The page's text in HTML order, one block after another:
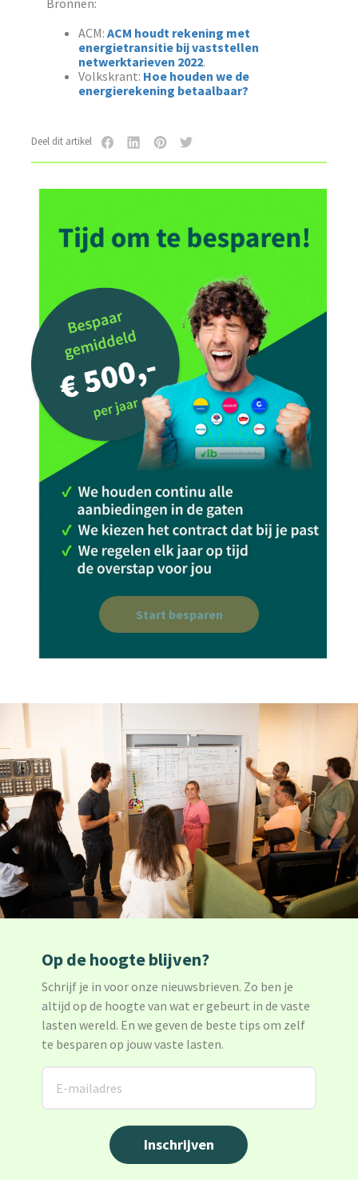
Bronnen:
ACM: ACM houdt rekening met
energietransitie bij vaststellen
netwerktarieven 2022.
Volkskrant: Hoe houden we de
energierekening betaalbaar?
Deel dit artikel
Start besparen
Op de hoogte blijven?
Schrijf je in voor onze nieuwsbrieven. Zo ben je
altijd op de hoogte van wat er gebeurt in de vaste
lasten wereld. En we geven de beste tips om zelf
te besparen op jouw vaste lasten.